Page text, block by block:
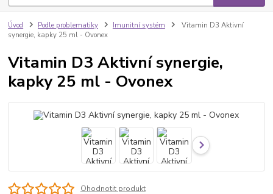
Úvod Podle problematiky Imunitní systém
Vitamin D3 Aktivní
synergie, kapky 25 ml - Ovonex
Vitamin D3 Aktivní synergie,
kapky 25 ml - Ovonex
Ohodnotit produkt